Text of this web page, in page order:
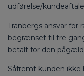
udførelse/
Tranbergs ansvar
begrænset til tre
betalt for den
Såfremt kunden